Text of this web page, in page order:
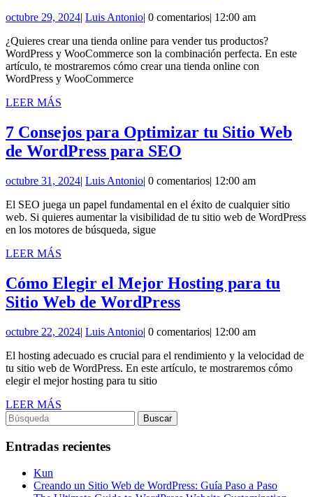
una
Tienda
Online
octubre 29, 2024octubre
2024
| Luis AntonioLuis
| 0 comentarios| 12:00 am
¿Quieres crear una tienda online para vender tus productos?
WordPress y WooCommerce son la combinación perfecta. En este
artículo, te mostraremos cómo crear una tienda online con
WordPress y WooCommerce
LEER MÁS
7 Consejos para Optimizar tu Sitio Web
de WordPress para SEO
para
Optimizar
tu
de
SEO
octubre 31, 2024octubre
2024
| Luis AntonioLuis
| 0 comentarios| 12:00 am
El SEO juega un papel fundamental en el éxito de cualquier sitio
web. Si quieres aumentar la visibilidad de tu sitio web de WordPress
en los motores de búsqueda, sigue
LEER MÁS
Cómo Elegir el Mejor Hosting para tu
Sitio Web de WordPressCómo
el
Mejor
Hosting
WordPress
octubre 22, 2024octubre
2024
| Luis AntonioLuis
| 0 comentarios| 12:00 am
El hosting adecuado es crucial para el rendimiento y la velocidad de
tu sitio web de WordPress. En este artículo, te mostraremos cómo
elegir el mejor hosting para tu sitio
LEER MÁS
Buscar:
Entradas recientes
Kun
Creando un Sitio Web de WordPress: Guía Paso a Paso